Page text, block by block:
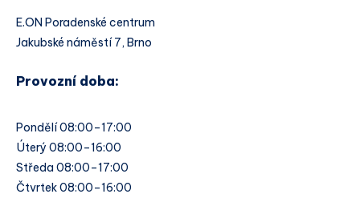
E.ON Poradenské centrum
Jakubské náměstí 7, Brno
Provozní doba:
Pondělí 08:00–17:00
Úterý 08:00–16:00
Středa 08:00–17:00
Čtvrtek 08:00–16:00